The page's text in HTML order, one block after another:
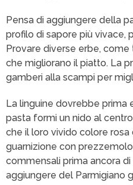
Pensa di aggiungere della
profilo di sapore più vivace,
Provare diverse erbe,
che migliorano il piatto. La
gamberi alla scampi per
La linguine dovrebbe prima
pasta formi un nido al
che il loro vivido colore
guarnizione con
commensali prima ancora
aggiungere del Parmigiano